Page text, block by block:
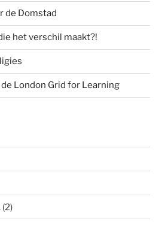
de Domstad
het verschil maakt?!
London Grid for Learning
(2)